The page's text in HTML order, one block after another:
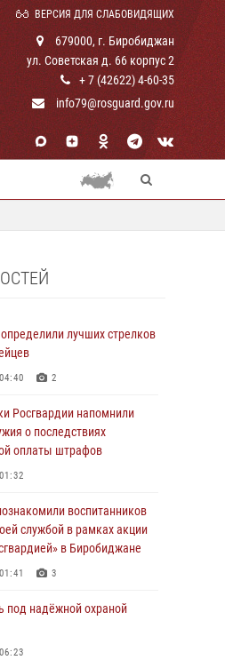
ВЕРСИЯ ДЛЯ СЛАБОВИДЯЩИХ
679000, г. Биробиджан
ул. Советская д. 66 корпус 2
+ 7 (42622) 4-60-35
info79@rosguard.gov.ru
лучших стрелков
2
Росгвардии напомнили
о последствиях
оплаты штрафов
воспитанников
службой в рамках акции
в Биробиджане
3
под надёжной охраной